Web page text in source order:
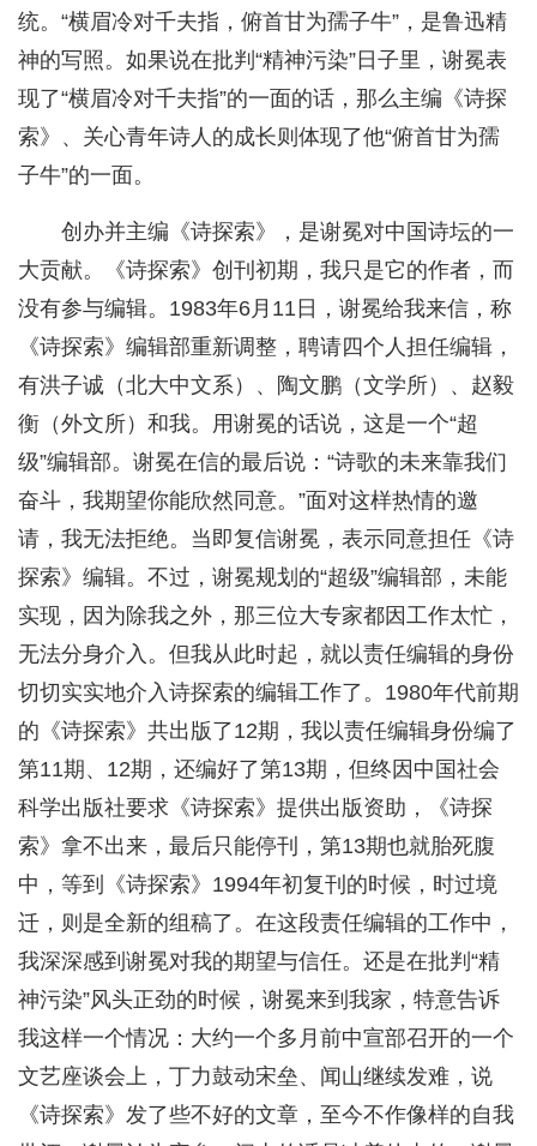
统。“横眉冷对千夫指，俯首甘为孺子牛”，是鲁迅精
神的写照。如果说在批判“精神污染”日子里，谢冕表
现了“横眉冷对千夫指”的一面的话，那么主编《诗探
索》、关心青年诗人的成长则体现了他“俯首甘为孺
子牛”的一面。
创办并主编《诗探索》，是谢冕对中国诗坛的一
大贡献。《诗探索》创刊初期，我只是它的作者，而
没有参与编辑。1983年6月11日，谢冕给我来信，称
《诗探索》编辑部重新调整，聘请四个人担任编辑，
有洪子诚（北大中文系）、陶文鹏（文学所）、赵毅
衡（外文所）和我。用谢冕的话说，这是一个“超
级”编辑部。谢冕在信的最后说：“诗歌的未来靠我们
奋斗，我期望你能欣然同意。”面对这样热情的邀
请，我无法拒绝。当即复信谢冕，表示同意担任《诗
探索》编辑。不过，谢冕规划的“超级”编辑部，未能
实现，因为除我之外，那三位大专家都因工作太忙，
无法分身介入。但我从此时起，就以责任编辑的身份
切切实实地介入诗探索的编辑工作了。1980年代前期
的《诗探索》共出版了12期，我以责任编辑身份编了
第11期、12期，还编好了第13期，但终因中国社会
科学出版社要求《诗探索》提供出版资助，《诗探
索》拿不出来，最后只能停刊，第13期也就胎死腹
中，等到《诗探索》1994年初复刊的时候，时过境
迁，则是全新的组稿了。在这段责任编辑的工作中，
我深深感到谢冕对我的期望与信任。还是在批判“精
神污染”风头正劲的时候，谢冕来到我家，特意告诉
我这样一个情况：大约一个多月前中宣部召开的一个
文艺座谈会上，丁力鼓动宋垒、闻山继续发难，说
《诗探索》发了些不好的文章，至今不作像样的自我